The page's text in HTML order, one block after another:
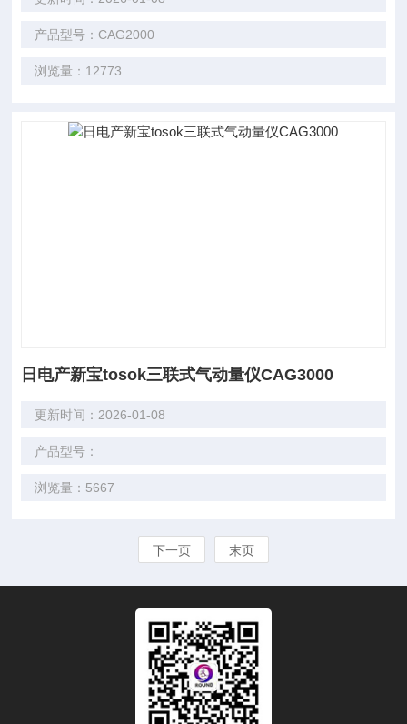
产品型号：CAG2000
浏览量：12773
日电产新宝tosok三联式气动量仪CAG3000
更新时间：2026-01-08
产品型号：
浏览量：5667
下一页 末页